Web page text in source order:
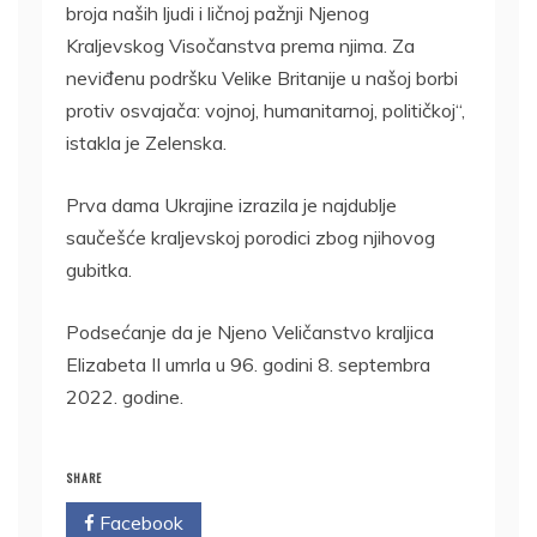
broja naših ljudi i ličnoj pažnji Njenog
Kraljevskog Visočanstva prema njima. Za
neviđenu podršku Velike Britanije u našoj borbi
protiv osvajača: vojnoj, humanitarnoj, političkoj“,
istakla je Zelenska.
Prva dama Ukrajine izrazila je najdublje
saučešće kraljevskoj porodici zbog njihovog
gubitka.
Podsećanje da je Njeno Veličanstvo kraljica
Elizabeta II umrla u 96. godini 8. septembra
2022. godine.
SHARE
Facebook